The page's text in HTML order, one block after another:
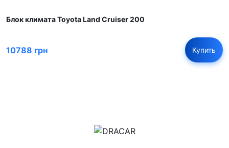
Блок климата Toyota Land Cruiser 200
10788 грн Купить